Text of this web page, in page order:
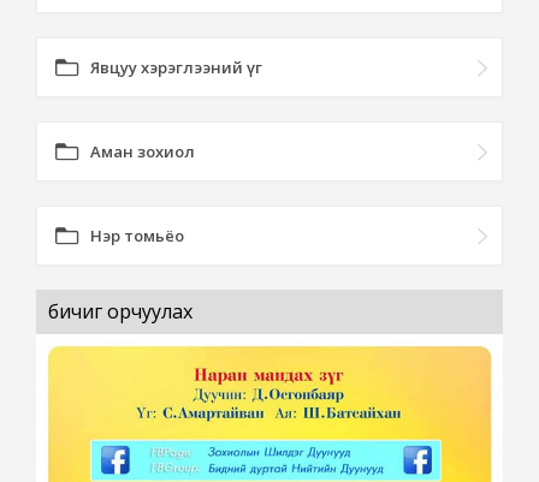
Явцуу хэрэглээний үг
Аман зохиол
Нэр томьёо
бичиг орчуулах